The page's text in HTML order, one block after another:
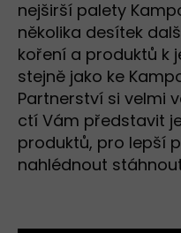
nejširší palety
několika desítek
koření a produktů k
stejně jako ke
Partnerství si velmi
ctí Vám představit
produktů, pro lepší
nahlédnout